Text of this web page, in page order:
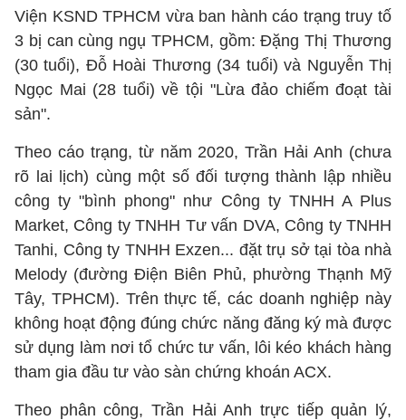
Viện KSND TPHCM vừa ban hành cáo trạng truy tố
3 bị can cùng ngụ TPHCM, gồm: Đặng Thị Thương
(30 tuổi), Đỗ Hoài Thương (34 tuổi) và Nguyễn Thị
Ngọc Mai (28 tuổi) về tội "Lừa đảo chiếm đoạt tài
sản".
Theo cáo trạng, từ năm 2020, Trần Hải Anh (chưa
rõ lai lịch) cùng một số đối tượng thành lập nhiều
công ty "bình phong" như Công ty TNHH A Plus
Market, Công ty TNHH Tư vấn DVA, Công ty TNHH
Tanhi, Công ty TNHH Exzen... đặt trụ sở tại tòa nhà
Melody (đường Điện Biên Phủ, phường Thạnh Mỹ
Tây, TPHCM). Trên thực tế, các doanh nghiệp này
không hoạt động đúng chức năng đăng ký mà được
sử dụng làm nơi tổ chức tư vấn, lôi kéo khách hàng
tham gia đầu tư vào sàn chứng khoán ACX.
Theo phân công, Trần Hải Anh trực tiếp quản lý,